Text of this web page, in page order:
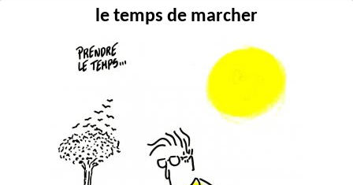
le temps de marcher